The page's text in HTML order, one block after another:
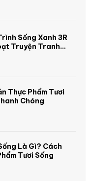
Sống Xanh 3R
Truyện Tranh
Thực Phẩm Tươi
Chóng
Là Gì? Cách
Tươi Sống